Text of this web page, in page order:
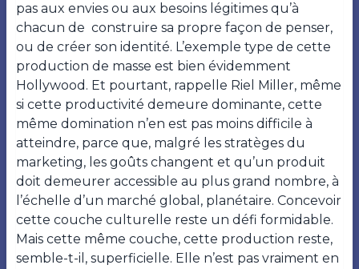
pas aux envies ou aux besoins légitimes qu’à
chacun de construire sa propre façon de penser,
ou de créer son identité. L’exemple type de cette
production de masse est bien évidemment
Hollywood. Et pourtant, rappelle Riel Miller, même
si cette productivité demeure dominante, cette
même domination n’en est pas moins difficile à
atteindre, parce que, malgré les stratèges du
marketing, les goûts changent et qu’un produit
doit demeurer accessible au plus grand nombre, à
l’échelle d’un marché global, planétaire. Concevoir
cette couche culturelle reste un défi formidable.
Mais cette même couche, cette production reste,
semble-t-il, superficielle. Elle n’est pas vraiment en